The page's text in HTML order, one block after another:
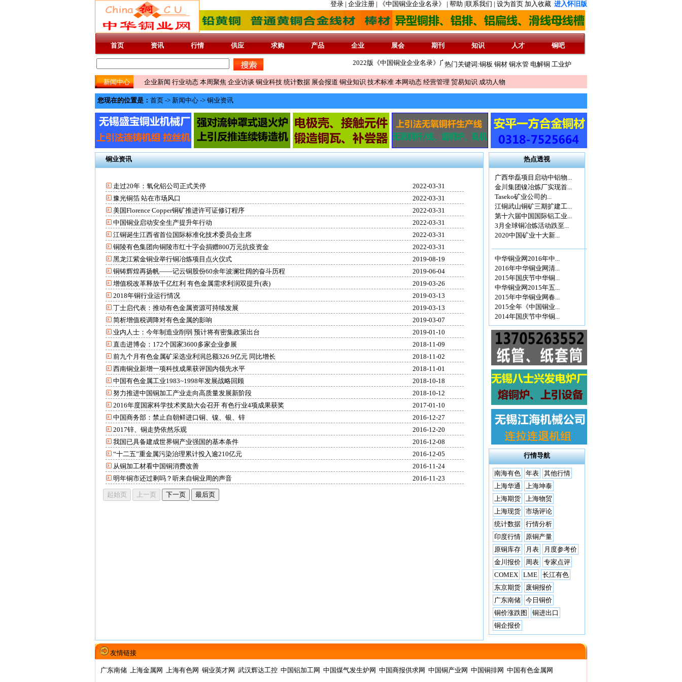
登录 | 企业注册 | 《中国铜业企业名录》 | 帮助 |联系我们 | 设为首页 加入收藏 进入怀旧版
首页 资讯 行情 供应 求购 产品 企业 展会 期刊 知识 人才 铜吧
2022版《中国铜业企业名录》广告火热征集中......版面有限,先到先得
热门关键词:铜板 铜材 铜水管 电解铜 工业炉
新闻中心 企业新闻 行业动态 本周聚焦 企业访谈 铜业科技 统计数据 展会报道 铜业知识 技术标准 本网动态 经营管理 贸易知识 成功人物
您现在的位置是： 首页 -> 新闻中心 -> 铜业资讯
铜业资讯
走过20年：氧化铝公司正式关停
2022-03-31
豫光铜箔 站在市场风口
2022-03-31
美国Florence Copper铜矿推进许可证修订程序
2022-03-31
中国铜业启动安全生产提升年行动
2022-03-31
江铜诞生江西省首位国际标准化技术委员会主席
2022-03-31
铜陵有色集团向铜陵市红十字会捐赠800万元抗疫资金
2022-03-31
黑龙江紫金铜业举行铜冶炼项目点火仪式
2019-08-19
铜铸辉煌再扬帆——记云铜股份60余年波澜壮阔的奋斗历程
2019-06-04
增值税改革释放千亿红利 有色金属需求利润双提升(表)
2019-03-26
2018年铜行业运行情况
2019-03-13
丁士启代表：推动有色金属资源可持续发展
2019-03-13
简析增值税调降对有色金属的影响
2019-03-07
业内人士：今年制造业削弱 预计将有密集政策出台
2019-01-10
直击进博会：172个国家3600多家企业参展
2018-11-09
前九个月有色金属矿采选业利润总额326.9亿元 同比增长
2018-11-02
西南铜业新增一项科技成果获评国内领先水平
2018-11-01
中国有色金属工业1983~1998年发展战略回顾
2018-10-18
努力推进中国铜加工产业走向高质量发展新阶段
2018-10-12
2016年度国家科学技术奖励大会召开 有色行业4项成果获奖
2017-01-10
中国商务部：禁止自朝鲜进口铜、镍、银、锌
2016-12-27
2017锌、铜走势依然乐观
2016-12-20
我国已具备建成世界铜产业强国的基本条件
2016-12-08
“十二五”重金属污染治理累计投入逾210亿元
2016-12-05
从铜加工材看中国铜消费改善
2016-11-24
明年铜市还过剩吗？听来自铜业周的声音
2016-11-23
热点透视
广西华磊项目启动中铝物...
金川集团镍冶炼厂实现首...
Taseko矿业公司的...
江铜武山铜矿三期扩建工...
第十六届中国国际铝工业...
3月全球铜冶炼活动跌至...
2020中国矿业十大新...
中华铜业网2016年中...
2016年中华铜业网清...
2015年国庆节中华铜...
中华铜业网2015年五...
2015年中华铜业网春...
2015全年《中国铜业...
2014年国庆节中华铜...
行情导航
南海有色 年表
其他行情
上海华通
上海坤泰
上海期货
上海物贸
上海现货
市场评论
统计数据
行情分析
印度行情
原铜产量
原铜库存
月表
月度参考价
金川报价
周表
专家点评
COMEX
LME
长江有色
东京期货
废铜报价
广东南储
今日铜价
铜价涨跌图
铜进出口
铜企报价
友情链接
广东南储 上海金属网 上海有色网 铜业英才网 武汉辉达工控 中国铝加工网 中国煤气发生炉网 中国商报供求网 中国铜产业网 中国铜排网 中国有色金属网